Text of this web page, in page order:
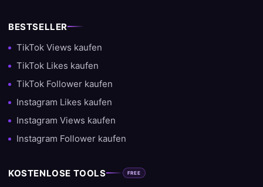
BESTSELLER
TikTok Views kaufen
TikTok Likes kaufen
TikTok Follower kaufen
Instagram Likes kaufen
Instagram Views kaufen
Instagram Follower kaufen
KOSTENLOSE TOOLS FREE